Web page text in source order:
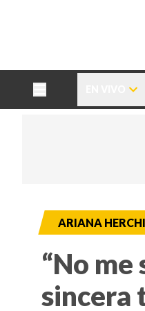
ARIANA HERCHI
“No
sincera